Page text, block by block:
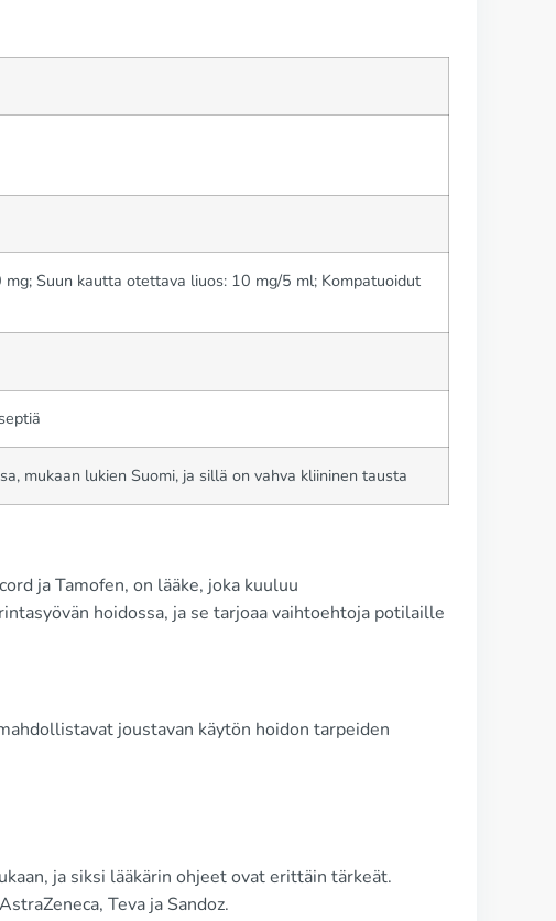
Suun kautta otettava liuos: 10 mg/5 ml; Kompatuoidut
mukaan lukien Suomi, ja sillä on vahva kliininen tausta
ja Tamofen, on lääke, joka kuuluu
hoidossa, ja se tarjoaa vaihtoehtoja potilaille
joustavan käytön hoidon tarpeiden
ja siksi lääkärin ohjeet ovat erittäin tärkeät.
Teva ja Sandoz.